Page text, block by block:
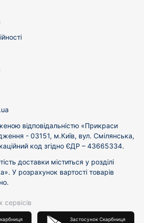
відповідальністю «Прикраси
- 03151, м.Київ, вул. Смілянська,
код згідно ЄДР – 43665334.
доставки міститься у розділі
У розрахунок вартості товарів
Застосунок Скарбниця